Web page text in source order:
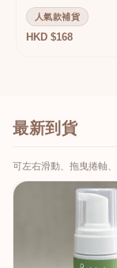
人氣款補貨
HKD $168
最新到貨
可左右滑動、拖曳捲軸